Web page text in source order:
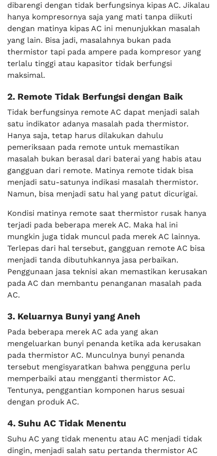
dibarengi dengan tidak berfungsinya kipas AC. Jikalau
hanya kompresornya saja yang mati tanpa diikuti
dengan matinya kipas AC ini menunjukkan masalah
yang lain. Bisa jadi, masalahnya bukan pada
thermistor tapi pada ampere pada kompresor yang
terlalu tinggi atau kapasitor tidak berfungsi
maksimal.
2. Remote Tidak Berfungsi dengan Baik
Tidak berfungsinya remote AC dapat menjadi salah
satu indikator adanya masalah pada thermistor.
Hanya saja, tetap harus dilakukan dahulu
pemeriksaan pada remote untuk memastikan
masalah bukan berasal dari baterai yang habis atau
gangguan dari remote. Matinya remote tidak bisa
menjadi satu-satunya indikasi masalah thermistor.
Namun, bisa menjadi satu hal yang patut dicurigai.
Kondisi matinya remote saat thermistor rusak hanya
terjadi pada beberapa merek AC. Maka hal ini
mungkin juga tidak muncul pada merek AC lainnya.
Terlepas dari hal tersebut, gangguan remote AC bisa
menjadi tanda dibutuhkannya jasa perbaikan.
Penggunaan jasa teknisi akan memastikan kerusakan
pada AC dan membantu penanganan masalah pada
AC.
3. Keluarnya Bunyi yang Aneh
Pada beberapa merek AC ada yang akan
mengeluarkan bunyi penanda ketika ada kerusakan
pada thermistor AC. Munculnya bunyi penanda
tersebut mengisyaratkan bahwa pengguna perlu
memperbaiki atau mengganti thermistor AC.
Tentunya, penggantian komponen harus sesuai
dengan produk AC.
4. Suhu AC Tidak Menentu
Suhu AC yang tidak menentu atau AC menjadi tidak
dingin, menjadi salah satu pertanda thermistor AC